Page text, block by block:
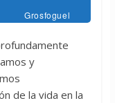
Grosfoguel
y
de la vida en la